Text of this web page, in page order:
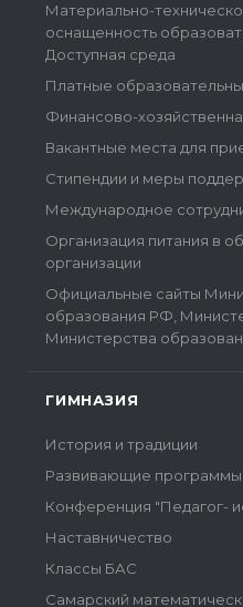
Материально-
оснащенность
Доступная среда
Платные
Финансово-
Вакантные места для
Стипендии и меры
Международное
Организация питания в
организации
Официальные сайты
образования РФ,
Министерства
ГИМНАЗИЯ
История и традиции
Развивающие программы
Конференция "Педагог-
Наставничество
Классы БАС
Самарский